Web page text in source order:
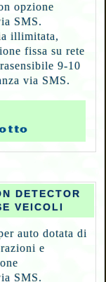
opzione
SMS.
illimitata,
fissa su rete
9-10
via SMS.
DETECTOR
VEICOLI
auto dotata di
e
SMS.